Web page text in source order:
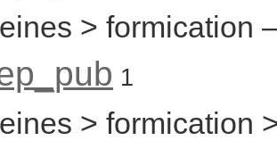
> formication
1
> formication